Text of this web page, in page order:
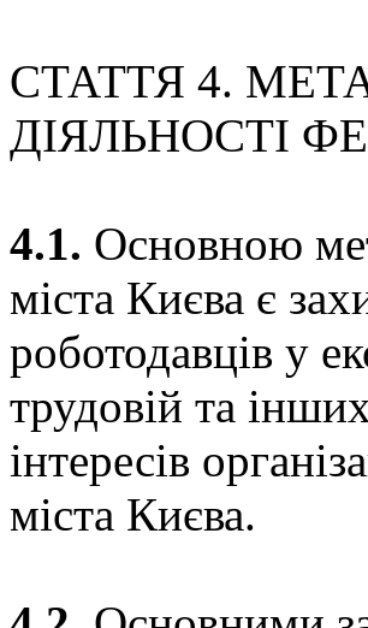
СТАТТЯ 4.
ДІЯЛЬНОСТІ
4.1. Основною
міста Києва є
роботодавців у
трудовій та
інтересів
міста Києва.